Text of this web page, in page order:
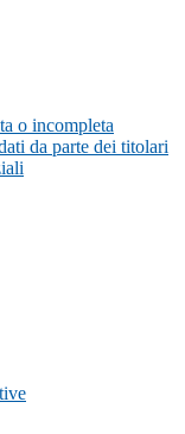
o incompleta
da parte dei titolari